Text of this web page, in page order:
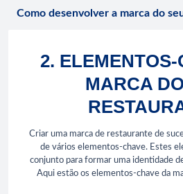
Como desenvolver a marca do
2.
MARCA
Criar uma marca de restaurante de
de vários elementos-chave. Estes
conjunto para formar uma identidade
Aqui estão os elementos-chave da